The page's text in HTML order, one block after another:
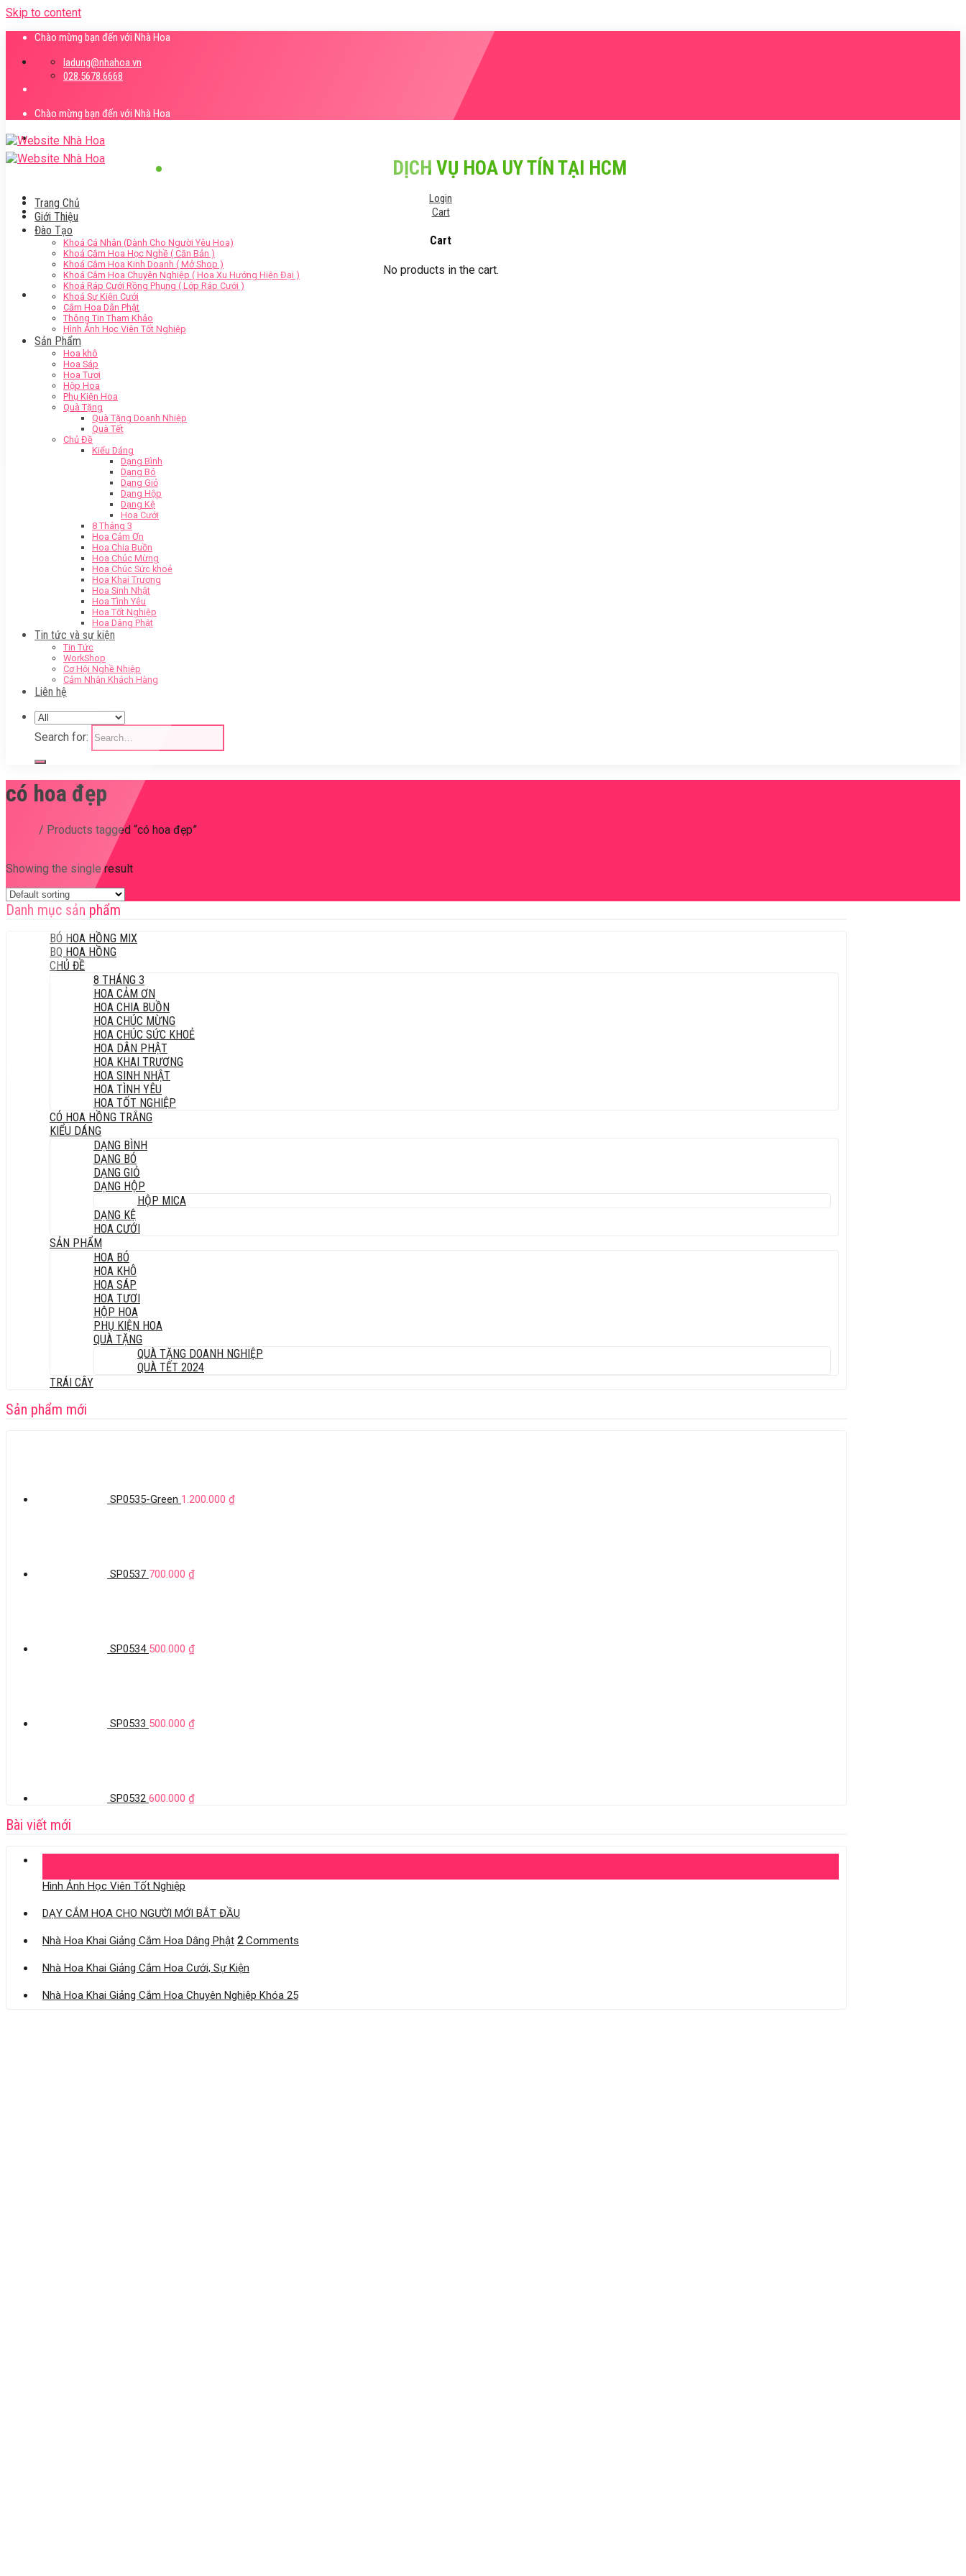
Skip to content
Chào mừng bạn đến với Nhà Hoa
ladung@nhahoa.vn
028.5678.6668
Chào mừng bạn đến với Nhà Hoa
DỊCH VỤ HOA UY TÍN TẠI HCM
Login
Cart
Cart
No products in the cart.
Trang Chủ
Giới Thiệu
Đào Tạo
Khoá Cá Nhân (Dành Cho Người Yêu Hoa)
Khoá Cắm Hoa Học Nghề ( Căn Bản )
Khoá Cắm Hoa Kinh Doanh ( Mở Shop )
Khoá Cắm Hoa Chuyên Nghiệp ( Hoa Xu Hướng Hiện Đại )
Khoá Ráp Cưới Rồng Phụng ( Lớp Ráp Cưới )
Khoá Sự Kiện Cưới
Cắm Hoa Dân Phật
Thông Tin Tham Khảo
Hình Ảnh Học Viên Tốt Nghiệp
Sản Phẩm
Hoa khô
Hoa Sáp
Hoa Tươi
Hộp Hoa
Phụ Kiện Hoa
Quà Tặng
Quà Tặng Doanh Nhiệp
Quà Tết
Chủ Đề
Kiểu Dáng
Dạng Bình
Dạng Bó
Dạng Giỏ
Dạng Hộp
Dạng Kệ
Hoa Cưới
8 Tháng 3
Hoa Cảm Ơn
Hoa Chia Buồn
Hoa Chúc Mừng
Hoa Chúc Sức khoẻ
Hoa Khai Trương
Hoa Sinh Nhật
Hoa Tình Yêu
Hoa Tốt Nghiệp
Hoa Dâng Phật
Tin tức và sự kiện
Tin Tức
WorkShop
Cơ Hội Nghề Nhiệp
Cảm Nhận Khách Hàng
Liên hệ
Search for:
có hoa đẹp
/ Products tagged “có hoa đẹp”
Showing the single result
Danh mục sản phẩm
BÓ HOA HỒNG MIX
BQ HOA HỒNG
CHỦ ĐỀ
8 THÁNG 3
HOA CẢM ƠN
HOA CHIA BUỒN
HOA CHÚC MỪNG
HOA CHÚC SỨC KHOẺ
HOA DÂN PHẬT
HOA KHAI TRƯƠNG
HOA SINH NHẬT
HOA TÌNH YÊU
HOA TỐT NGHIỆP
CÓ HOA HỒNG TRẮNG
KIỂU DÁNG
DẠNG BÌNH
DẠNG BÓ
DẠNG GIỎ
DẠNG HỘP
HỘP MICA
DẠNG KỆ
HOA CƯỚI
SẢN PHẨM
HOA BÓ
HOA KHÔ
HOA SÁP
HOA TƯƠI
HỘP HOA
PHỤ KIỆN HOA
QUÀ TẶNG
QUÀ TẶNG DOANH NGHIỆP
QUÀ TẾT 2024
TRÁI CÂY
Sản phẩm mới
SP0535-Green 1.200.000 ₫
SP0537 700.000 ₫
SP0534 500.000 ₫
SP0533 500.000 ₫
SP0532 600.000 ₫
Bài viết mới
Hình Ảnh Học Viên Tốt Nghiệp
DẠY CẮM HOA CHO NGƯỜI MỚI BẮT ĐẦU
Nhà Hoa Khai Giảng Cắm Hoa Dâng Phật 2Comments
Nhà Hoa Khai Giảng Cắm Hoa Cưới, Sự Kiện
Nhà Hoa Khai Giảng Cắm Hoa Chuyên Nghiệp Khóa 25